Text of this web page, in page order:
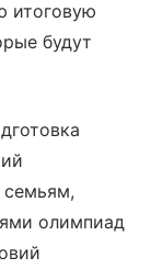
итоговую
будут
олимпиад